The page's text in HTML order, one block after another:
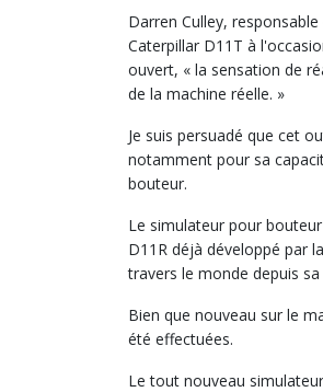
Darren Culley,
Caterpillar D11T à
ouvert, « la sensation de
de la machine réelle. »
Je suis persuadé que cet
notamment pour sa
bouteur.
Le simulateur pour
D11R déjà développé par
travers le monde depuis
Bien que nouveau sur le
été effectuées.
Le tout nouveau